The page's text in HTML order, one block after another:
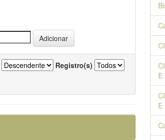
Registro(s)
E
E